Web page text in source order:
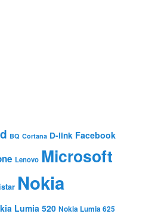
BQ Cortana D-link Facebook
Lenovo Microsoft
Nokia
Lumia 520 Nokia Lumia 625